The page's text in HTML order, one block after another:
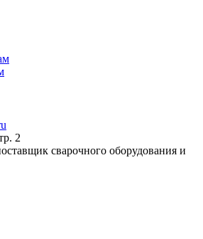
2
сварочного оборудования и